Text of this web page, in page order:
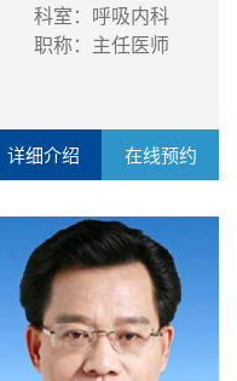
科室：呼吸内科
职称：主任医师
详细介绍 在线预约